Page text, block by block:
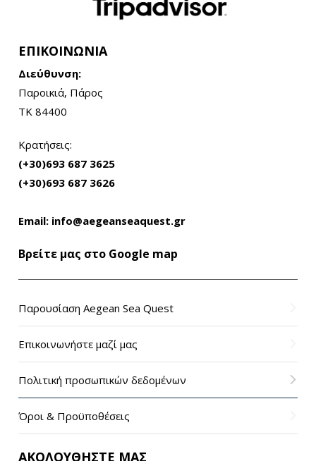
ΕΠΙΚΟΙΝΩΝΙΑ
Διεύθυνση:
Παροικιά, Πάρος
ΤΚ 84400
Κρατήσεις:
(+30)693 687 3625
(+30)693 687 3626
Email: info@aegeanseaquest.gr
Βρείτε μας στο Google map
Παρουσίαση Aegean Sea Quest
Επικοινωνήστε μαζί μας
Πολιτική προσωπικών δεδομένων
Όροι & Προϋποθέσεις
ΑΚΟΛΟΥΘΗΣΤΕ ΜΑΣ